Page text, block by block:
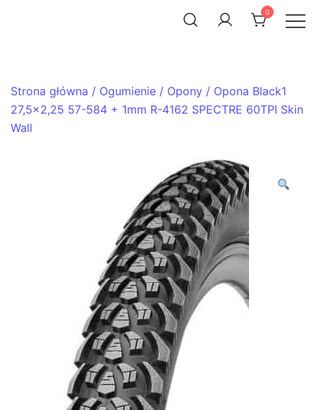
0
Strona główna / Ogumienie / Opony / Opona Black1
27,5×2,25 57-584 + 1mm R-4162 SPECTRE 60TPI Skin
Wall